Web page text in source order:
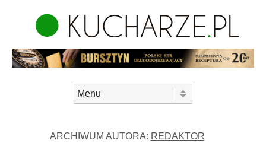
ARCHIWUM AUTORA: REDAKTOR